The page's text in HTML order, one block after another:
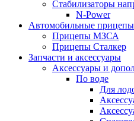
Стабилизаторы
N-Power
Автомобильные прицепы
Прицепы МЗСА
Прицепы Сталкер
Запчасти и аксессуары
Аксессуары и
По воде
Для